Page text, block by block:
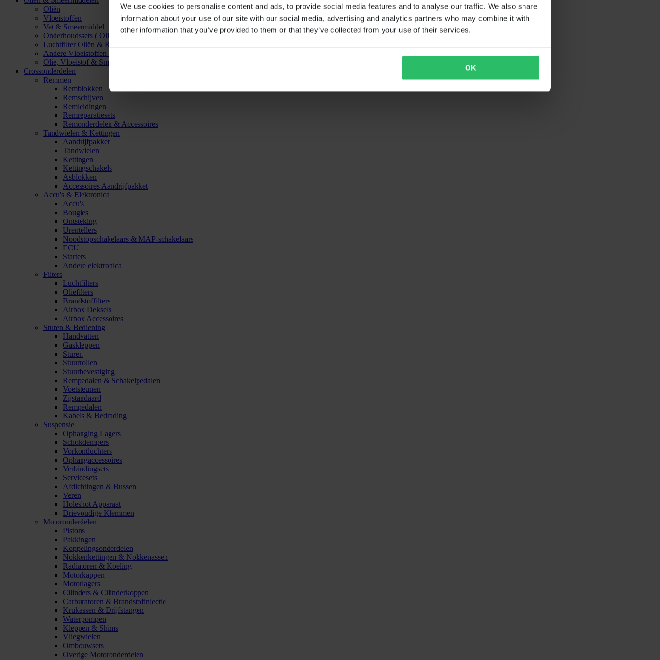
We use cookies to personalise content and ads, to provide social media features and to analyse our traffic. We also share
information about your use of our site with our social media, advertising and analytics partners who may combine it with
other information that you’ve provided to them or that they’ve collected from your use of their services.
OK
Oliën
Vloeistoffen
Vet & Smeermiddel
Onderhoudssets ( Olie & Filter)
Luchtfilter Oliën & Reinigers
Andere Vloeistoffen & Smeermiddelen
Olie, Vloeistof & Smeermiddel Accessoires
Crossonderdelen
Remmen
Remblokken
Remschijven
Remleidingen
Remreparatiesets
Remonderdelen & Accessoires
Tandwielen & Kettingen
Aandrijfpakket
Tandwielen
Kettingen
Kettingschakels
Asblokken
Accessoires Aandrijfpakket
Accu's & Elektronica
Accu's
Bougies
Ontsteking
Urentellers
Noodstopschakelaars & MAP-schakelaars
ECU
Starters
Andere elektronica
Filters
Luchtfilters
Oliefilters
Brandstoffilters
Airbox Deksels
Airbox Accessoires
Sturen & Bediening
Handvatten
Gaskleppen
Sturen
Stuurrollen
Stuurbevestiging
Rempedalen & Schakelpedalen
Voetsteunen
Zijstandaard
Rempedalen
Kabels & Bedrading
Suspensie
Ophanging Lagers
Schokdempers
Vorkontluchters
Ophangaccessoires
Verbindingsets
Servicesets
Afdichtingen & Bussen
Veren
Holeshot Apparaat
Drievoudige Klemmen
Motoronderdelen
Pistons
Pakkingen
Koppelingsonderdelen
Nokkenkettingen & Nokkenassen
Radiatoren & Koeling
Motorkappen
Motorlagers
Cilinders & Cilinderkoppen
Carburatoren & Brandstofinjectie
Krukassen & Drijfstangen
Waterpompen
Kleppen & Shims
Vliegwielen
Ombouwsets
Overige Motoronderdelen